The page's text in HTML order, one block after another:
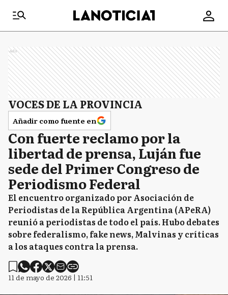
Ads
VOCES DE LA PROVINCIA
Añadir como fuente en
Con fuerte reclamo por la
libertad de prensa, Luján fue
sede del Primer Congreso de
Periodismo Federal
El encuentro organizado por Asociación de
Periodistas de la República Argentina (APeRA)
reunió a periodistas de todo el país. Hubo debates
sobre federalismo, fake news, Malvinas y críticas
a los ataques contra la prensa.
11 de mayo de 2026 | 11:51